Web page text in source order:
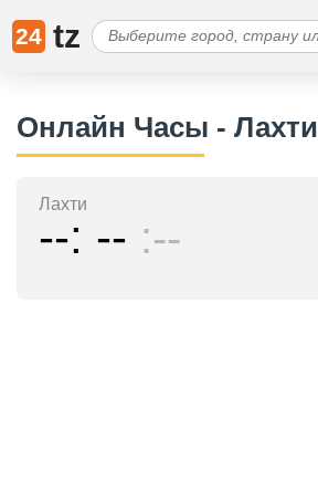
24 tz
Онлайн Часы - Лахти
Лахти
-- -- --